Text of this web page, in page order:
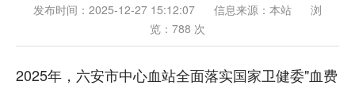
发布时间：2025-12-27 15:12:07 信息来源：本站
浏
览：788 次
2025年，六安市中心血站全面落实国家卫健委"血费